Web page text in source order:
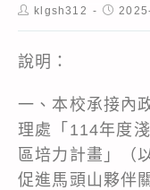
Postklgsh312
Post
說明：
一、本校承接內
理處「114年度
區培力計畫」（
促進馬頭山夥伴